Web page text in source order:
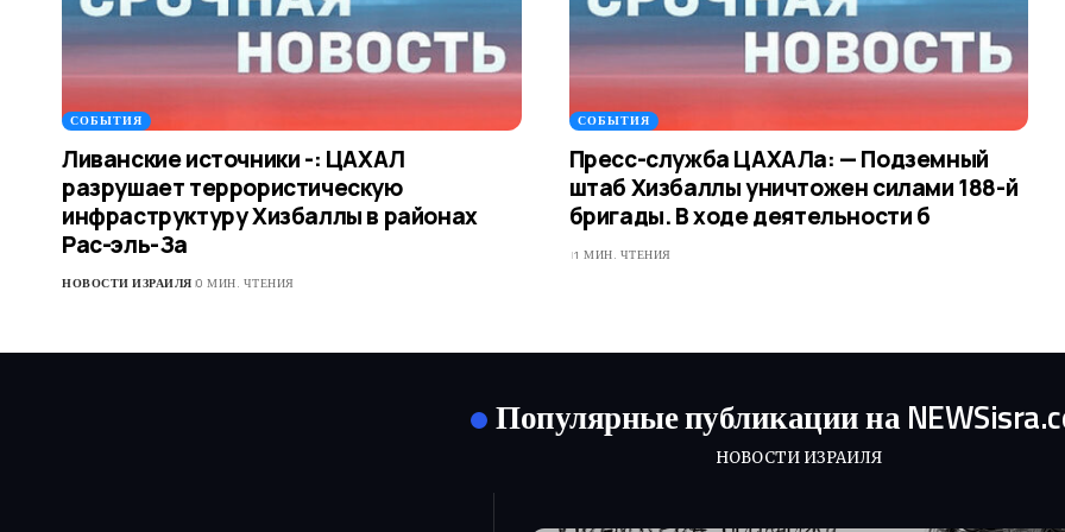
СОБЫТИЯ
Ливанские источники -: ЦАХАЛ
разрушает террористическую
инфраструктуру Хизбаллы в районах
Рас-эль-За
НОВОСТИ ИЗРАИЛЯ 0 МИН. ЧТЕНИЯ
СОБЫТИЯ
Пресс-служба ЦАХАЛа: — Подземный
штаб Хизбаллы уничтожен силами 188-й
бригады. В ходе деятельности б
1 МИН. ЧТЕНИЯ
Популярные публикации на
НОВОСТИ ИЗРАИЛЯ